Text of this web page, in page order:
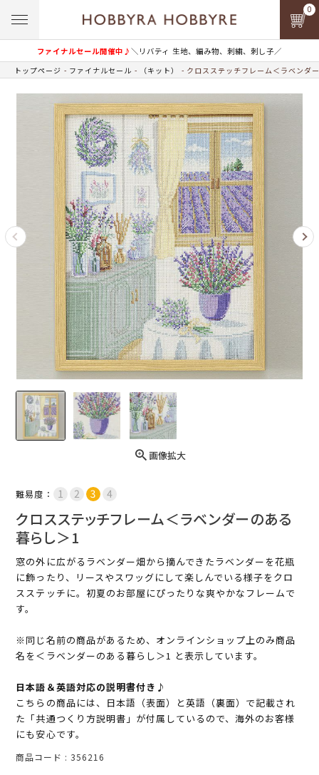
ファイナルセール開催中♪＼リバティ 生地、編み物、刺繍、刺し子／
0
トップページ ファイナルセール （キット） クロスステッチフレーム＜ラベンダ
画像拡大
難易度：
クロスステッチフレーム＜ラベンダーのある
暮らし＞1
窓の外に広がるラベンダー畑から摘んできたラベンダーを花瓶
に飾ったり、リースやスワッグにして楽しんでいる様子をクロ
スステッチに。初夏のお部屋にぴったりな爽やかなフレームで
す。
※同じ名前の商品があるため、オンラインショップ上のみ商品
名を＜ラベンダーのある暮らし＞1 と表示しています。
日本語＆英語対応の説明書付き♪
こちらの商品には、日本語（表面）と英語（裏面）で記載され
た「共通つくり方説明書」が付属しているので、海外のお客様
にも安心です。
商品コード 356216